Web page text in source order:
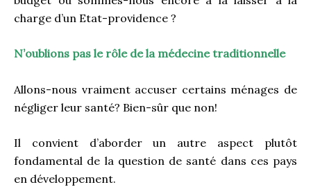
charge d’un Etat-providence ?
N’oublions pas le rôle de la médecine traditionnelle
Allons-nous vraiment accuser certains ménages de
négliger leur santé? Bien-sûr que non!
Il convient d’aborder un autre aspect plutôt
fondamental de la question de santé dans ces pays
en développement.